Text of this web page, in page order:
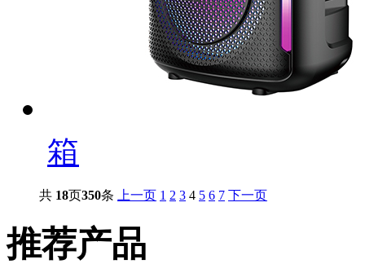
箱
共 18页350条 上一页 1 2 3 4 5 6 7 下一页
推荐产品